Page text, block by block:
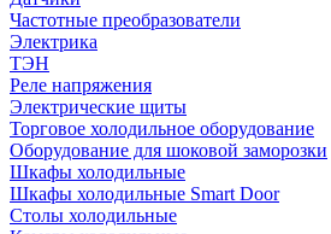
Частотные преобразователи
Электрика
ТЭН
Реле напряжения
Электрические щиты
Торговое холодильное оборудование
Оборудование для шоковой заморозки
Шкафы холодильные
Шкафы холодильные Smart Door
Столы холодильные